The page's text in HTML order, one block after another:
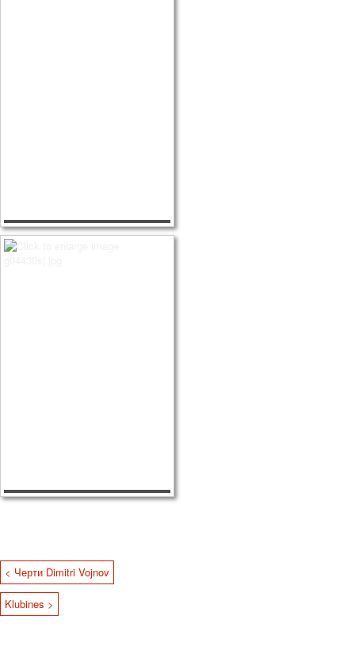
< Черти Dimitri Vojnov
Klubines >